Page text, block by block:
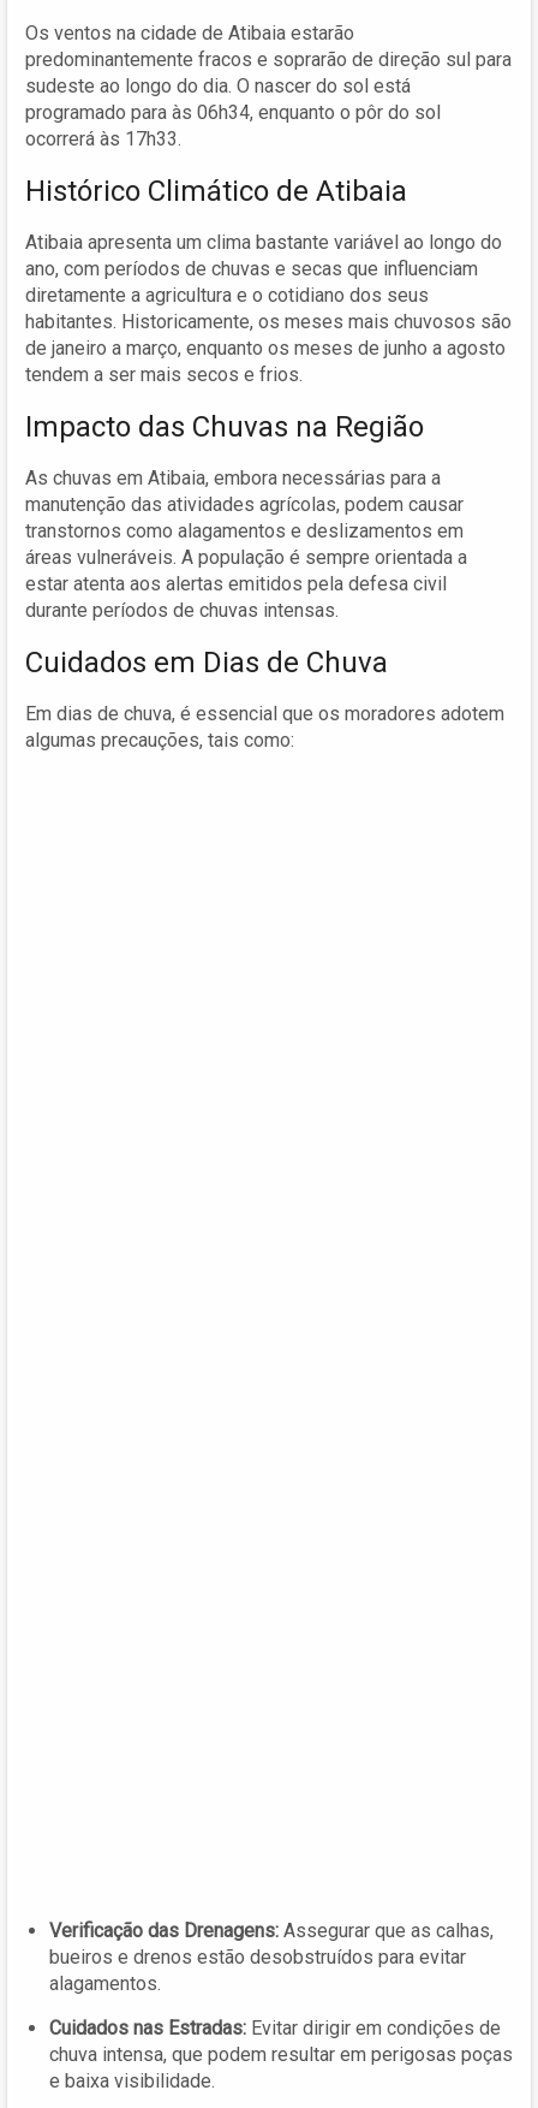
Os ventos na cidade de Atibaia estarão
predominantemente fracos e soprarão de direção sul para
sudeste ao longo do dia. O nascer do sol está
programado para às 06h34, enquanto o pôr do sol
ocorrerá às 17h33.
Histórico Climático de Atibaia
Atibaia apresenta um clima bastante variável ao longo do
ano, com períodos de chuvas e secas que influenciam
diretamente a agricultura e o cotidiano dos seus
habitantes. Historicamente, os meses mais chuvosos são
de janeiro a março, enquanto os meses de junho a agosto
tendem a ser mais secos e frios.
Impacto das Chuvas na Região
As chuvas em Atibaia, embora necessárias para a
manutenção das atividades agrícolas, podem causar
transtornos como alagamentos e deslizamentos em
áreas vulneráveis. A população é sempre orientada a
estar atenta aos alertas emitidos pela defesa civil
durante períodos de chuvas intensas.
Cuidados em Dias de Chuva
Em dias de chuva, é essencial que os moradores adotem
algumas precauções, tais como:
Verificação das Drenagens: Assegurar que as calhas,
bueiros e drenos estão desobstruídos para evitar
alagamentos.
Cuidados nas Estradas: Evitar dirigir em condições de
chuva intensa, que podem resultar em perigosas poças
e baixa visibilidade.